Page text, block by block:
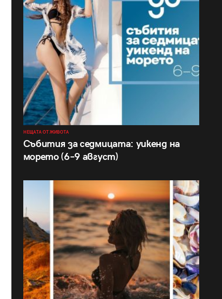
НЕЩАТА ОТ ЖИВОТА
Събития за седмицата: уикенд на
морето (6–9 август)